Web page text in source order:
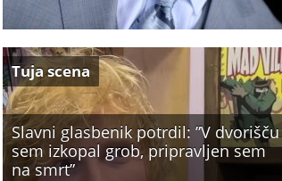
Slavni glasbenik potrdil: ”V dvorišču
sem izkopal grob, pripravljen sem
na smrt”
Tuja scena